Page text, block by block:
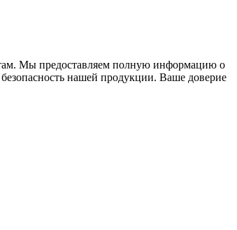
Мы предоставляем полную информацию о
нашей продукции. Ваше доверие